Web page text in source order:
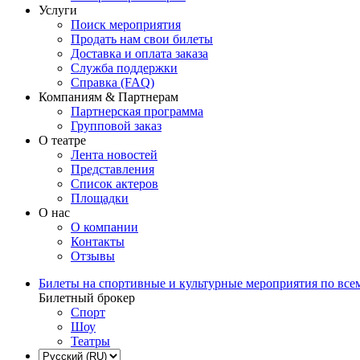
Услуги
Поиск мероприятия
Продать нам свои билеты
Доставка и оплата заказа
Служба поддержки
Справка (FAQ)
Компаниям & Партнерам
Партнерская программа
Групповой заказ
О театре
Лента новостей
Представления
Список актеров
Площадки
О нас
О компании
Контакты
Отзывы
Билеты на спортивные и культурные мероприятия по
Билетный брокер
Спорт
Шоу
Театры